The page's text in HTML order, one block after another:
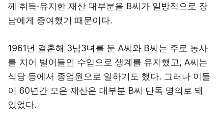
께 취득·유지한 재산 대부분을 B씨가 일방적으로 장
남에게 증여했기 때문이다.
1961년 결혼해 3남3녀를 둔 A씨와 B씨는 주로 농사
를 지어 벌어들인 수입으로 생계를 유지했고, A씨는
식당 등에서 종업원으로 일하기도 했다. 그러나 이들
이 60년간 모은 재산은 대부분 B씨 단독 명의로 돼
있었다.